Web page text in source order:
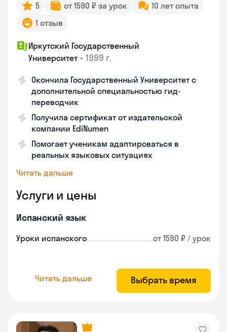
5 от 1590 ₽ за урок
10 лет опыта
1 отзыв
Иркутский Государственный
Университет • 1999 г.
Окончила Государственный Университет с
дополнительной специальностью гид-
переводчик
Получила сертификат от издательской
компании EdiNumen
Помогает ученикам адаптироваться в
реальных языковых ситуациях
Читать дальше
Услуги и цены
Испанский язык
Уроки испанского от 1590 ₽ / урок
Читать дальше Выбрать время